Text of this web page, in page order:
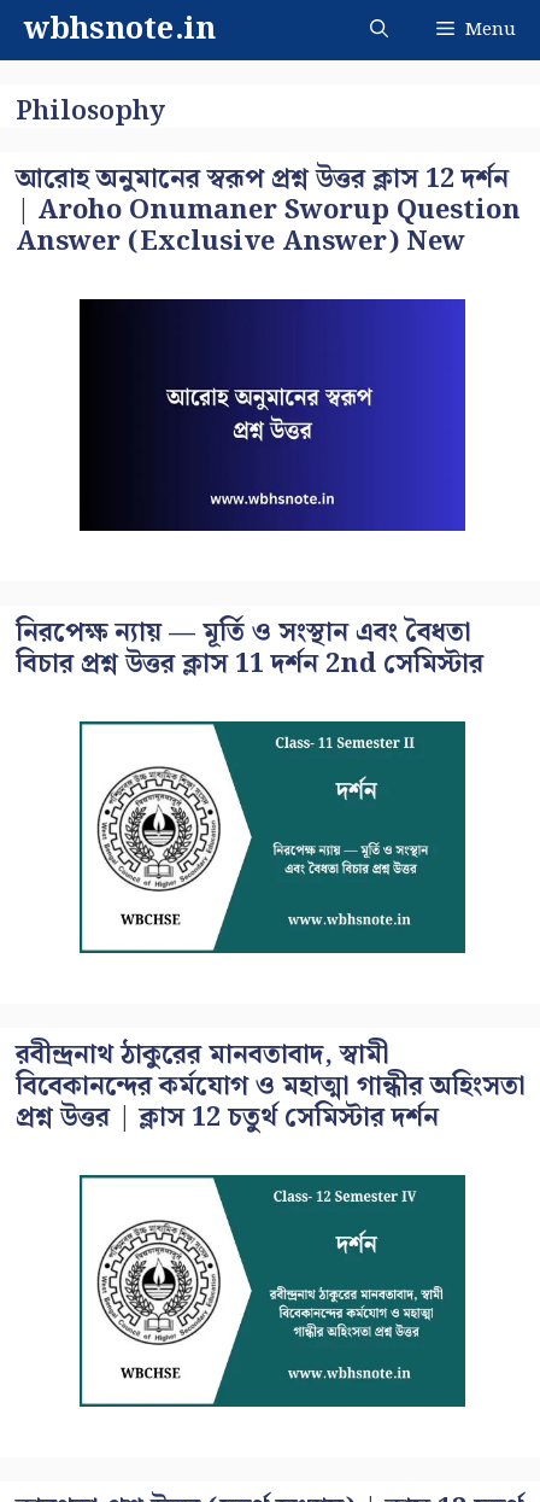
Skipwbhsnote.in Menu
Philosophy
আরোহ অনুমানের স্বরূপ প্রশ্ন উত্তর ক্লাস 12 দর্শন
| Aroho Onumaner Sworup Question
Answer (Exclusive Answer) New
নিরপেক্ষ ন্যায় — মূর্তি ও সংস্থান এবং বৈধতা
বিচার প্রশ্ন উত্তর ক্লাস 11 দর্শন 2nd সেমিস্টার
রবীন্দ্রনাথ ঠাকুরের মানবতাবাদ, স্বামী
বিবেকানন্দের কর্মযোগ ও মহাত্মা গান্ধীর অহিংসতা
প্রশ্ন উত্তর | ক্লাস 12 চতুর্থ সেমিস্টার দর্শন